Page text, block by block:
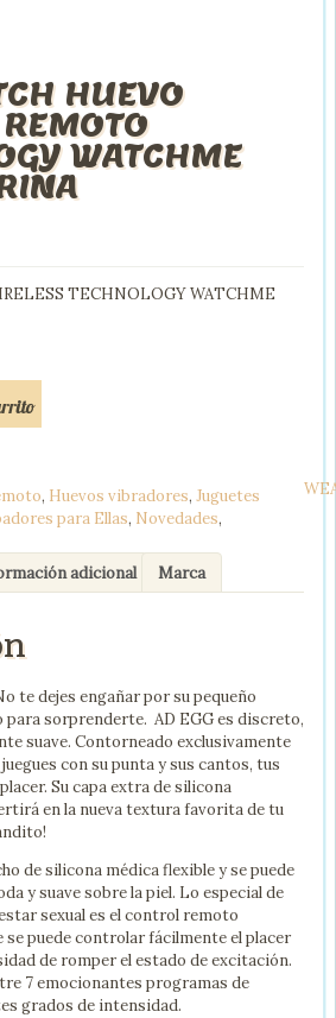
HUEVO
WATCHME
TECHNOLOGY WATCHME
, Huevos vibradores, Juguetes
para Ellas, Novedades,
adicional Marca
te dejes engañar por su pequeño
para sorprenderte. AD EGG es discreto,
suave. Contorneado exclusivamente
con su punta y sus cantos, tus
Su capa extra de silicona
en la nueva textura favorita de tu
de silicona médica flexible y se puede
y suave sobre la piel. Lo especial de
sexual es el control remoto
se puede controlar fácilmente el placer
de romper el estado de excitación.
7 emocionantes programas de
grados de intensidad.